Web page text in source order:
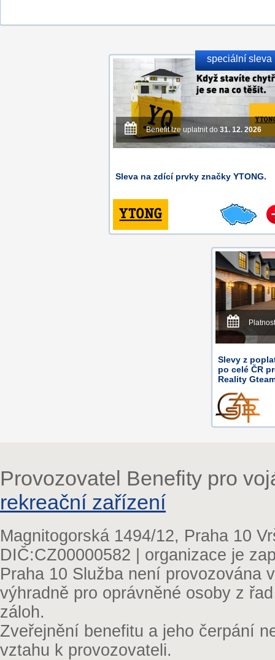
speciální sleva
Benefit lze uplatnit do31. 12. 2026
Sleva na zdící prvky značky YTONG.
Slevy z
po celé ČR
Reality
Provozovatel Benefity pro
rekreační zařízení
Magnitogorská 1494/12, Praha 10
DIČ:CZ00000582 | organizace je
Praha 10 Služba není provozována
výhradně pro oprávněné osoby z
záloh.
Zveřejnění benefitu a jeho čerpání
vztahu k provozovateli.